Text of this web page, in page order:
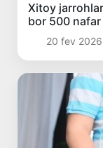
Xitoy
bor 500
20 fev